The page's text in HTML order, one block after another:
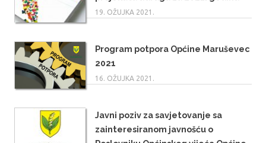
19. OŽUJKA 2021.
Program potpora Općine Maruševec
2021
16. OŽUJKA 2021.
Javni poziv za savjetovanje sa
zainteresiranom javnošću o